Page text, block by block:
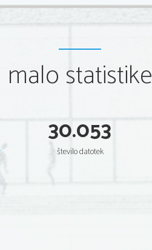
malo statistike
30.053
število datotek